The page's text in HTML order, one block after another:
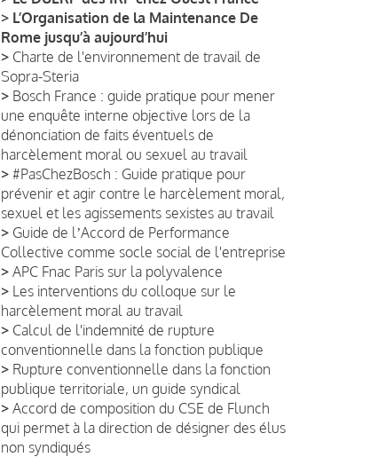
> L’Organisation de la Maintenance De
Rome jusqu’à aujourd’hui
> Charte de l'environnement de travail de
Sopra-Steria
> Bosch France : guide pratique pour mener
une enquête interne objective lors de la
dénonciation de faits éventuels de
harcèlement moral ou sexuel au travail
> #PasChezBosch : Guide pratique pour
prévenir et agir contre le harcèlement moral,
sexuel et les agissements sexistes au travail
> Guide de lʼAccord de Performance
Collective comme socle social de l'entreprise
> APC Fnac Paris sur la polyvalence
> Les interventions du colloque sur le
harcèlement moral au travail
> Calcul de l'indemnité de rupture
conventionnelle dans la fonction publique
> Rupture conventionnelle dans la fonction
publique territoriale, un guide syndical
> Accord de composition du CSE de Flunch
qui permet à la direction de désigner des élus
non syndiqués